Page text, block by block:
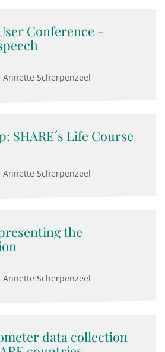
Conference -
Annette Scherpenzeel
SHARE´s Life Course
Annette Scherpenzeel
the
Annette Scherpenzeel
data collection